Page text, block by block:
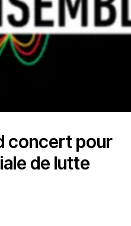
concert pour
de lutte